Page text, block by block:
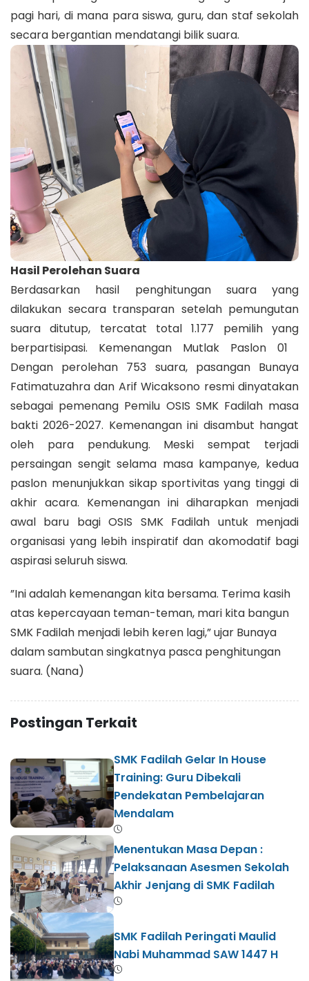
pagi hari, di mana para siswa, guru, dan staf sekolah
secara bergantian mendatangi bilik suara.
​Hasil Perolehan Suara
​Berdasarkan hasil penghitungan suara yang
dilakukan secara transparan setelah pemungutan
suara ditutup, tercatat total 1.177 pemilih yang
berpartisipasi. Kemenangan Mutlak Paslon 01 ​
Dengan perolehan 753 suara, pasangan Bunaya
Fatimatuzahra dan Arif Wicaksono resmi dinyatakan
sebagai pemenang Pemilu OSIS SMK Fadilah masa
bakti 2026-2027. ​Kemenangan ini disambut hangat
oleh para pendukung. Meski sempat terjadi
persaingan sengit selama masa kampanye, kedua
paslon menunjukkan sikap sportivitas yang tinggi di
akhir acara. Kemenangan ini diharapkan menjadi
awal baru bagi OSIS SMK Fadilah untuk menjadi
organisasi yang lebih inspiratif dan akomodatif bagi
aspirasi seluruh siswa.
​”Ini adalah kemenangan kita bersama. Terima kasih
atas kepercayaan teman-teman, mari kita bangun
SMK Fadilah menjadi lebih keren lagi,” ujar Bunaya
dalam sambutan singkatnya pasca penghitungan
suara. (Nana)
Postingan Terkait
SMK Fadilah Gelar In House
Training: Guru Dibekali
Pendekatan Pembelajaran
Mendalam
Menentukan Masa Depan :
Pelaksanaan Asesmen Sekolah
Akhir Jenjang di SMK Fadilah
SMK Fadilah Peringati Maulid
Nabi Muhammad SAW 1447 H